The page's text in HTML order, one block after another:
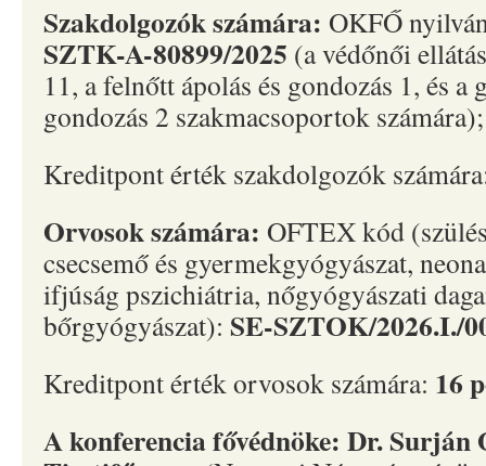
Szakdolgozók számára: OKFŐ
SZTK-A-80899/2025 (a védőnői
11, a felnőtt ápolás és gondozás 1, és a
gondozás 2 szakmacsoportok számára);
Kreditpont érték szakdolgozók
Orvosok számára: OFTEX kód
csecsemő és gyermekgyógyászat,
ifjúság pszichiátria, nőgyógyászati
bőrgyógyászat): SE-SZTOK/2026.I./
Kreditpont érték orvosok számára: 16
A konferencia fővédnöke: Dr. Surján